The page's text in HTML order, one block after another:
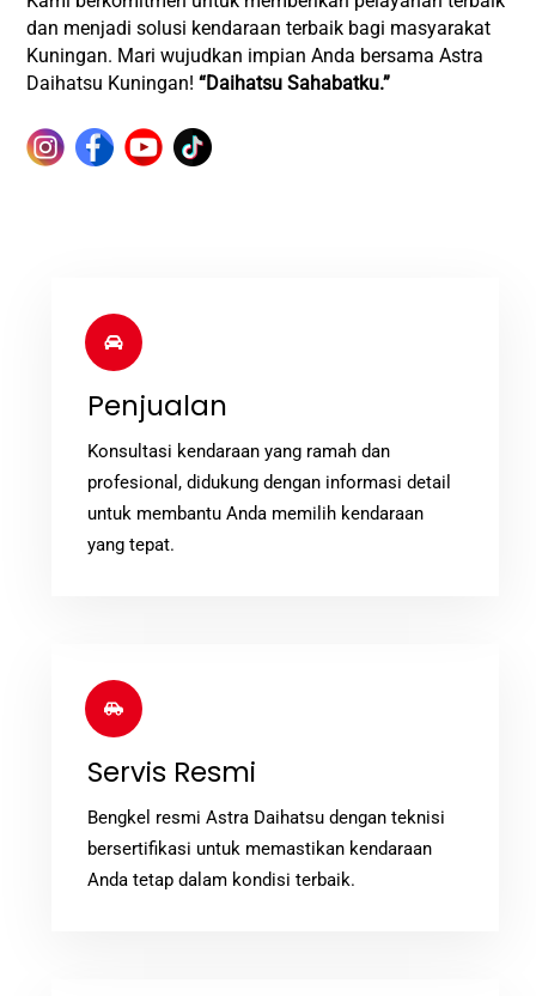
dan menjadi solusi kendaraan terbaik bagi masyarakat
Kuningan. Mari wujudkan impian Anda bersama Astra
Daihatsu Kuningan!“Daihatsu Sahabatku.”
Icon
label
Penjualan
Konsultasi kendaraan yang ramah dan
profesional, didukung dengan informasi detail
untuk membantu Anda memilih kendaraan
yang tepat.
Icon
label
Servis Resmi
Bengkel resmi Astra Daihatsu dengan teknisi
bersertifikasi untuk memastikan kendaraan
Anda tetap dalam kondisi terbaik.